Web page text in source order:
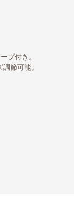
プ付き。
節可能。